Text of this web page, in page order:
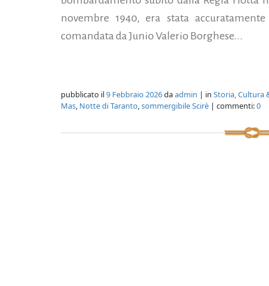
novembre 1940, era stata
comandata da Junio Valerio Borghese...
pubblicato il9 Febbraio 2026daadmin | in Storia, Cultura
Mas, Notte di Taranto,sommergibile Scirè | commenti:0